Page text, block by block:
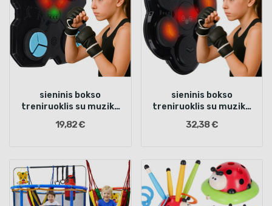
sieninis bokso
treniruoklis su muzika
19,82 €
sieninis bokso
treniruoklis su muzika
32,38 €